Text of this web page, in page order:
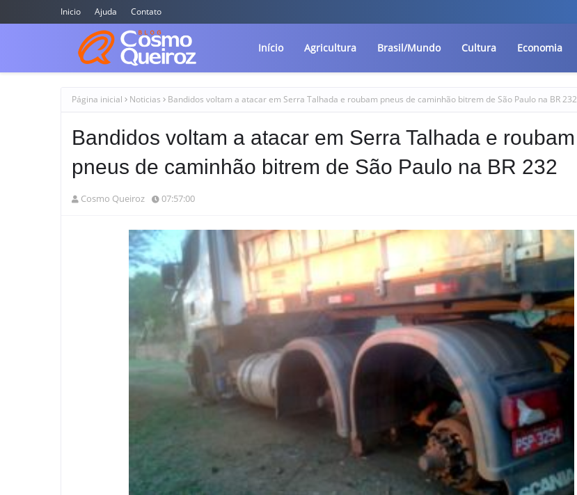
Inicio Ajuda Contato
Início Agricultura Brasil/Mundo Cultura Economia
Página inicial Noticias Bandidos voltam a atacar em Serra Talhada e roubam pneus de caminhão bitrem de São Paulo na BR 232
Bandidos voltam a atacar em Serra Talhada e roubam
pneus de caminhão bitrem de São Paulo na BR 232
Cosmo Queiroz 07:57:00